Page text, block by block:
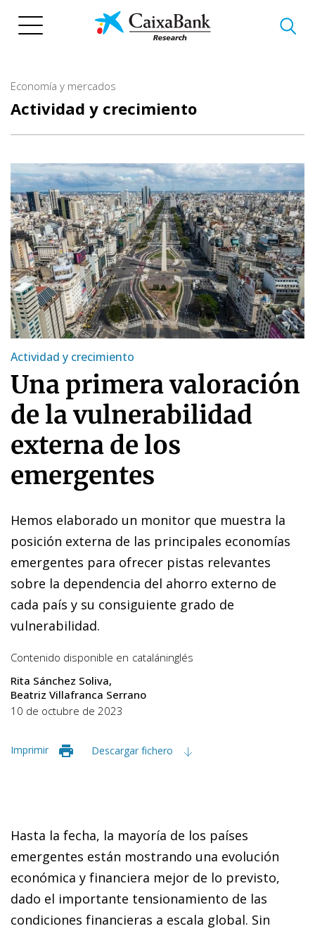
Economía y mercados
Actividad y crecimiento
Actividad y crecimiento
Una primera valoración
de la vulnerabilidad
externa de los
emergentes
Hemos elaborado un monitor que muestra la
posición externa de las principales economías
emergentes para ofrecer pistas relevantes
sobre la dependencia del ahorro externo de
cada país y su consiguiente grado de
vulnerabilidad.
Contenido disponible en cataláninglés
Rita Sánchez Soliva
Beatriz Villafranca Serrano
10 de octubre de 2023
Imprimir Descargar fichero
Hasta la fecha, la mayoría de los países
emergentes están mostrando una evolución
económica y financiera mejor de lo previsto,
dado el importante tensionamiento de las
condiciones financieras a escala global. Sin